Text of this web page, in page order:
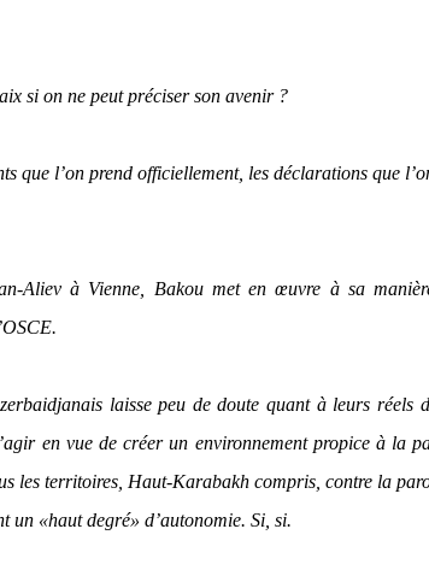
si on ne peut préciser son avenir ?
que l’on prend officiellement, les déclarations que
Aliev à Vienne, Bakou met en œuvre à sa
laisse peu de doute quant à leurs réels
en vue de créer un environnement propice à la
les territoires, Haut-Karabakh compris, contre la
un «haut degré» d’autonomie. Si, si.